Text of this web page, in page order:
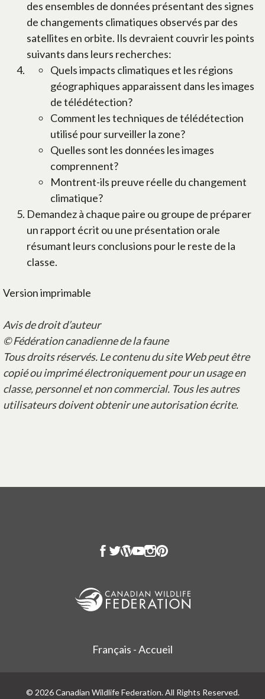
des ensembles de données présentant des signes
de changements climatiques observés par des
satellites en orbite. Ils devraient couvrir les points
suivants dans leurs recherches:
Quels impacts climatiques et les régions
géographiques apparaissent dans les images
de télédétection?
Comment les techniques de télédétection
utilisé pour surveiller la zone?
Quelles sont les données les images
comprennent?
Montrent-ils preuve réelle du changement
climatique?
Demandez à chaque paire ou groupe de préparer
un rapport écrit ou une présentation orale
résumant leurs conclusions pour le reste de la
classe.
Version imprimable
Avis de droit d’auteur
© Fédération canadienne de la faune
Tous droits réservés. Le contenu du site Web peut être
copié ou imprimé électroniquement pour un usage en
classe, personnel et non commercial. Tous les autres
utilisateurs doivent obtenir une autorisation écrite.
Français - Accueil
© 2026 Canadian Wildlife Federation. All Rights Reserved.